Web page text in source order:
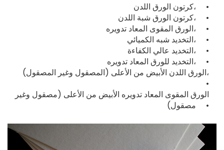
كرتون الورق اللدن، •
كرتون الورق شبة اللدن، •
الورق المقوى المعاد تدويره، •
التخديد شبه الكميائي، •
التخديد عالي الكفاءة، •
التخديد للورق المعاد تدويره، •
الورق اللدن الأبيض من الأعلى (المصقول وغير المصقول)،
•
الورق المقوى المعاد تدويره الأبيض من الأعلى (مصقول وغير
مصقول) •